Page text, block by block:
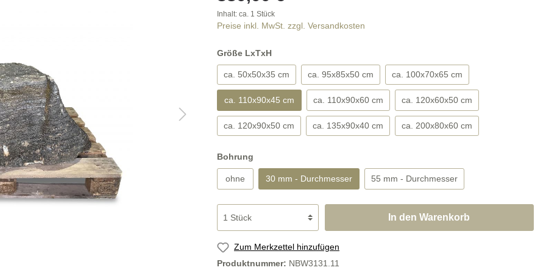
nach Maß Findlinge und Brunnensteine SALE
Inhalt: ca. 1 Stück
Preise inkl. MwSt. zzgl. Versandkosten
Größe LxTxH
ca. 50x50x35 cm ca. 95x85x50 cm ca. 100x70x65 cm
ca. 110x90x45 cm ca. 110x90x60 cm ca. 120x60x50 cm
ca. 120x90x50 cm ca. 135x90x40 cm ca. 200x80x60 cm
Bohrung
ohne 30 mm - Durchmesser 55 mm - Durchmesser
In den Warenkorb
Zum Merkzettel hinzufügen
Produktnummer: NBW3131.11